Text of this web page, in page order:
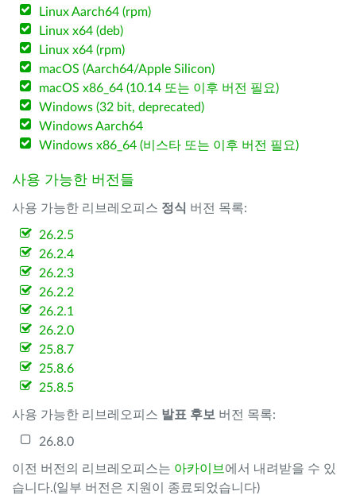
Linux Aarch64 (rpm)
Linux x64 (deb)
Linux x64 (rpm)
macOS (Aarch64/Apple Silicon)
macOS x86_64 (10.14 또는 이후 버전 필요)
Windows (32 bit, deprecated)
Windows Aarch64
Windows x86_64 (비스타 또는 이후 버전 필요)
사용 가능한 버전들
사용 가능한 리브레오피스 정식 버전 목록:
26.2.5
26.2.4
26.2.3
26.2.2
26.2.1
26.2.0
25.8.7
25.8.6
25.8.5
사용 가능한 리브레오피스 발표 후보 버전 목록:
26.8.0
이전 버전의 리브레오피스는 아카이브 에서 내려받을 수 있
습니다.(일부 버전은 지원이 종료되었습니다)